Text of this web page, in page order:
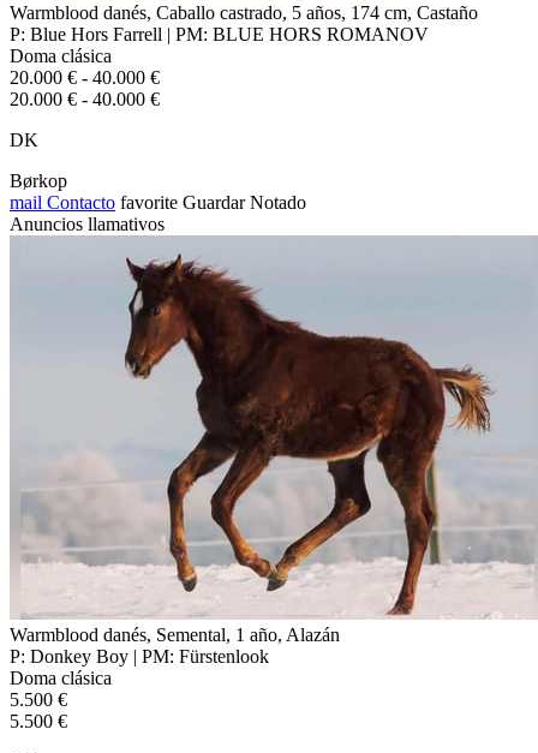
Warmblood danés, Caballo castrado, 5 años, 174 cm, Castaño
P: Blue Hors Farrell | PM: BLUE HORS ROMANOV
Doma clásica
20.000 € - 40.000 €
20.000 € - 40.000 €
DK
Børkop
mail Contacto favorite Guardar Notado
Anuncios llamativos
Warmblood danés, Semental, 1 año, Alazán
P: Donkey Boy | PM: Fürstenlook
Doma clásica
5.500 €
5.500 €